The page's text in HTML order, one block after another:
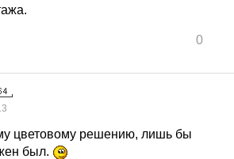
0
цветовому решению, лишь бы
был.